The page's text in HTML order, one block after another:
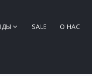
SALE О НАС